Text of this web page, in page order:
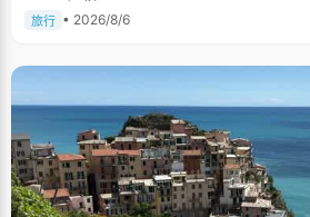
旅行 • 2026/8/6